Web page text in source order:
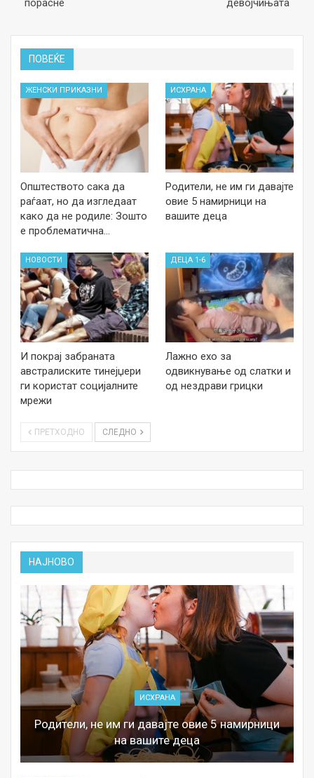
порасне девојчињата
ПОВЕЌЕ
ЖЕНСКИ ПРИКАЗНИ
Општеството сака да
раѓаат, но да изгледаат
како да не родиле: Зошто
е проблематична…
ИСХРАНА
Родители, не им ги давајте
овие 5 намирници на
вашите деца
НОВОСТИ
И покрај забраната
австралиските тинејџери
ги користат социјалните
мрежи
ДЕЦА 1-6
Лажно ехо за
одвикнување од слатки и
од нездрави грицки
ПРЕТХОДНО СЛЕДНО
НАЈНОВО
ИСХРАНА
Родители, не им ги давајте овие 5 намирници
на вашите деца